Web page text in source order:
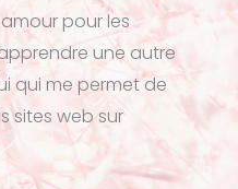
pour les
une autre
qui me permet de
sites web sur